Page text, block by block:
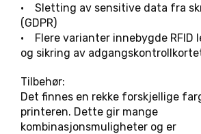
• Sletting av sensitive data fra
(GDPR)
• Flere varianter innebygde RFID
og sikring av
Tilbehør:
Det finnes en rekke forskjellige
printeren. Dette gir mange
kombinasjonsmuligheter og er